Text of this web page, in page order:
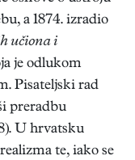
a 1874. izradio
učiona i
je odlukom
Pisateljski rad
preradbu
U hrvatsku
te, iako se